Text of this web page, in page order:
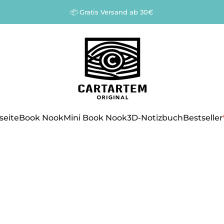
📦 Gratis Versand ab 30€
Cartartem
Book NookMini Book Nook3D-NotizbuchBestseller